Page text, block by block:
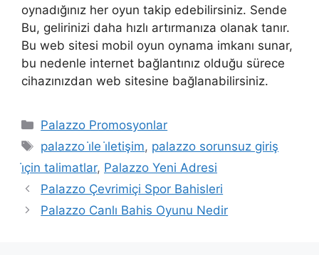
oynadığınız her oyun takip edebilirsiniz. Sende
Bu, gelirinizi daha hızlı artırmanıza olanak tanır.
Bu web sitesi mobil oyun oynama imkanı sunar,
bu nedenle internet bağlantınız olduğu sürece
cihazınızdan web sitesine bağlanabilirsiniz.
Kategoriler
Palazzo Promosyonlar
Etiketler
palazzo i̇le i̇letişim, palazzo sorunsuz giriş
i̇çin talimatlar, Palazzo Yeni Adresi
Palazzo Çevrimiçi Spor Bahisleri
Palazzo Canlı Bahis Oyunu Nedir